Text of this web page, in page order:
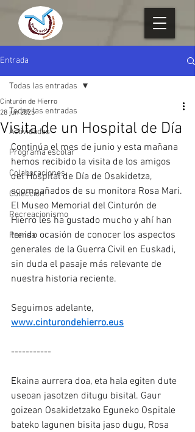
Entrada
Todas las entradas
Actividades
Programa escolar
Colaboraciones
Colección
Recreacionismo
Prensa
Todas las entradas
Visita de un Hospital de Día
Cinturón de Hierro
28 jun 2025
Continúa el mes de junio y esta mañana
hemos recibido la visita de los amigos
del Hospital de Día de Osakidetza,
acompañados de su monitora Rosa Mari.
El Museo Memorial del Cinturón de
Hierro les ha gustado mucho y ahí han
tenido ocasión de conocer los aspectos
generales de la Guerra Civil en Euskadi,
sin duda el pasaje más relevante de
nuestra historia reciente.
Seguimos adelante,
www.cinturondehierro.eus
-----------
Ekaina aurrera doa, eta hala egiten dute
useoan jasotzen ditugu bisital. Gaur
goizean Osakidetzako Eguneko Ospitale
bateko lagunen bisita jaso dugu, Rosa